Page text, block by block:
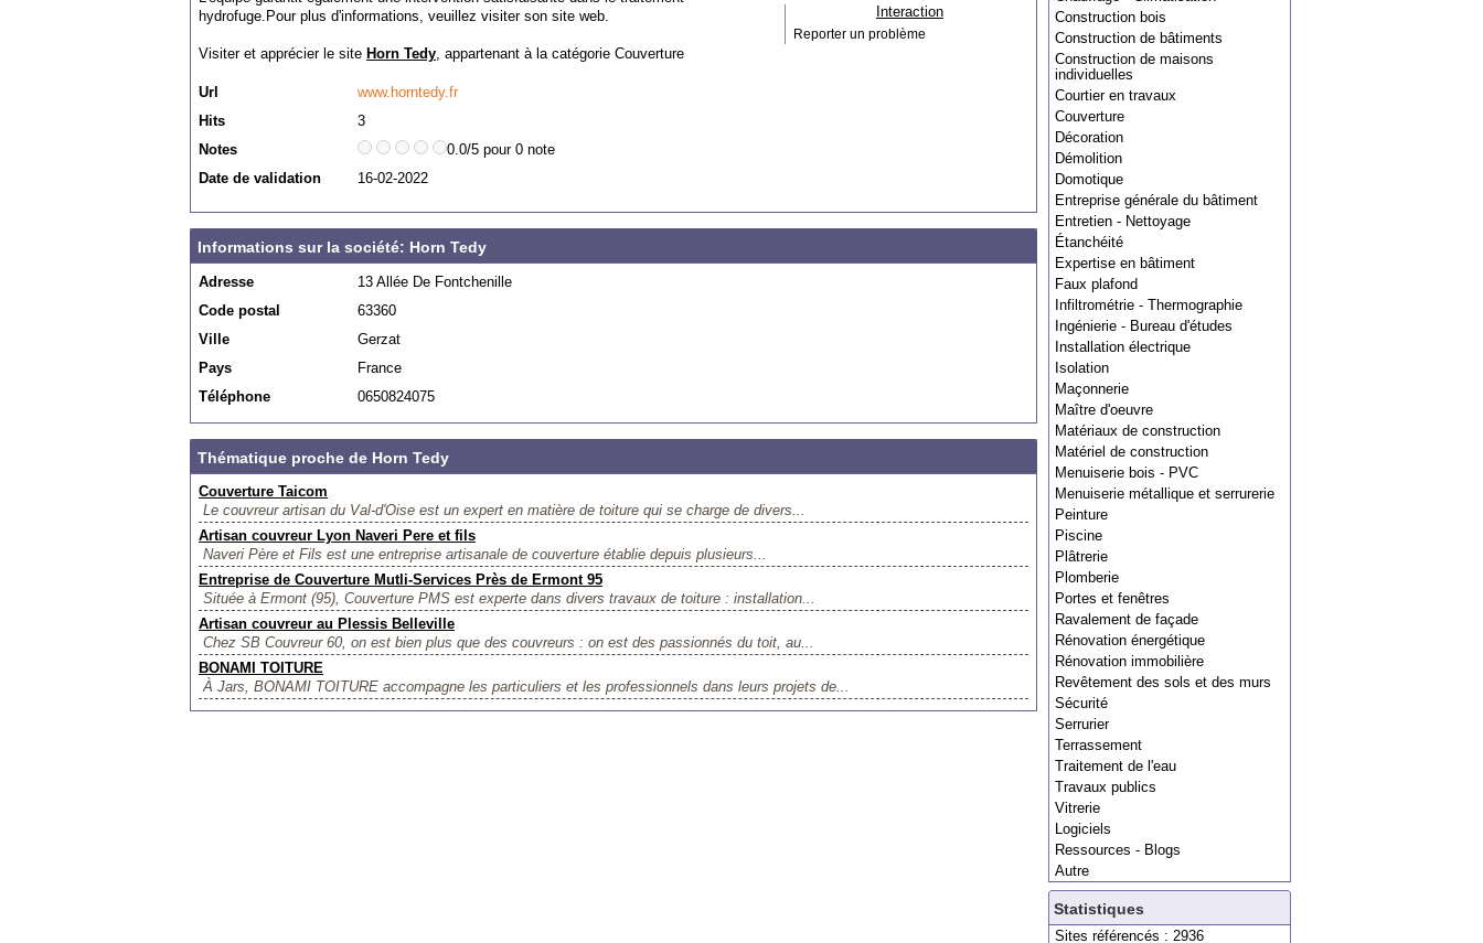
Construction bois
Construction de bâtiments
Construction de maisons
individuelles
Courtier en travaux
Couverture
Décoration
Démolition
Domotique
Entreprise générale du bâtiment
Entretien - Nettoyage
Étanchéité
Expertise en bâtiment
Faux plafond
Infiltrométrie - Thermographie
Ingénierie - Bureau d'études
Installation électrique
Isolation
Maçonnerie
Maître d'oeuvre
Matériaux de construction
Matériel de construction
Menuiserie bois - PVC
Menuiserie métallique et serrurerie
Peinture
Piscine
Plâtrerie
Plomberie
Portes et fenêtres
Ravalement de façade
Rénovation énergétique
Rénovation immobilière
Revêtement des sols et des murs
Sécurité
Serrurier
Terrassement
Traitement de l'eau
Travaux publics
Vitrerie
Logiciels
Ressources - Blogs
Autre
Statistiques
Sites référencés : 2936
hydrofuge.Pour plus d'informations, veuillez visiter son site web.
Visiter et apprécier le site Horn Tedy, appartenant à la catégorie Couverture
Url
www.horntedy.fr
Hits
3
Notes
0.0/5 pour 0 note
Date de validation
16-02-2022
Interaction
Reporter un problème
Informations sur la société: Horn Tedy
Adresse
13 Allée De Fontchenille
Code postal
63360
Ville
Gerzat
Pays
France
Téléphone
0650824075
Thématique proche de Horn Tedy
Couverture Taicom
Le couvreur artisan du Val-d'Oise est un expert en matière de toiture qui se charge de divers...
Artisan couvreur Lyon Naveri Pere et fils
Naveri Père et Fils est une entreprise artisanale de couverture établie depuis plusieurs...
Entreprise de Couverture Mutli-Services Près de Ermont 95
Située à Ermont (95), Couverture PMS est experte dans divers travaux de toiture : installation...
Artisan couvreur au Plessis Belleville
Chez SB Couvreur 60, on est bien plus que des couvreurs : on est des passionnés du toit, au...
BONAMI TOITURE
À Jars, BONAMI TOITURE accompagne les particuliers et les professionnels dans leurs projets de...